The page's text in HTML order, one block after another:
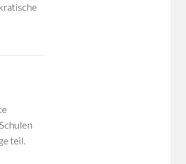
teil.